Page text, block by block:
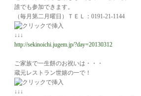
誰でも参加できます。
（毎月第二月曜日）ＴＥＬ：0191-21-1144
↓↓↓
http://sekinoichi.jugem.jp/?day=20130312
ご家族で一生餅のお祝いは・・・
蔵元レストラン世嬉の一で！
↓↓↓